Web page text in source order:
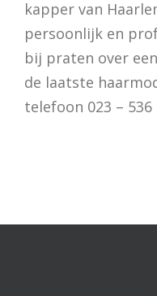
kapper van
persoonlijk en
bij praten over
de laatste
telefoon 023 – 536